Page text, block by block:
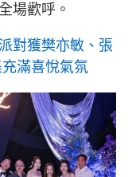
場歡呼。
對獲樊亦敏、張
滿喜悅氣氛